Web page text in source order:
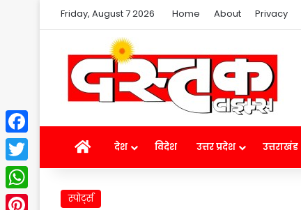
Friday, August 7 2026 Home About Privacy
Homeदेश विदेश उत्तर प्रदेश उत्तराखंड
स्पोर्ट्स
Facebook
Twitter
WhatsApp